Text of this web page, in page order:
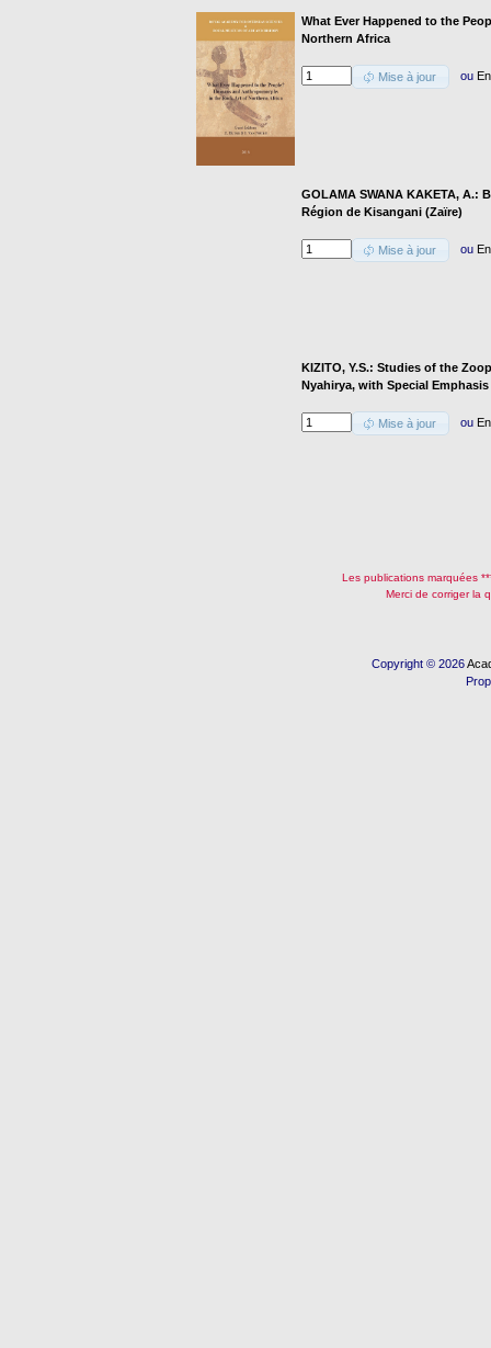
What Ever Happened to the
Northern Africa
Mise à jour ou
GOLAMA SWANA KAKETA, A.:
Région de Kisangani (Zaïre)
Mise à jour ou
KIZITO, Y.S.: Studies of the
Nyahirya, with Special
Mise à jour ou
Les publications marquées
Merci de corriger la
Copyright © 2026